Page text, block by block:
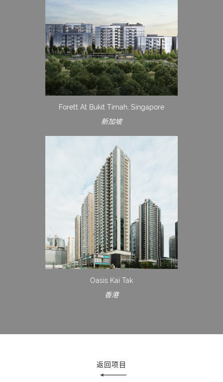
Forett At Bukit Timah, Singapore
新加坡
Oasis Kai Tak
香港
返回项目